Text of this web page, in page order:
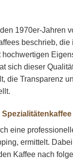
1970er-Jahren
beschrieb, die
sich dieser
die Transparenz
eine
ermittelt.
Kaffee nach